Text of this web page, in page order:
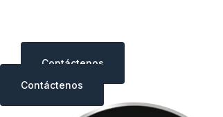
Contáctenos
Contáctenos